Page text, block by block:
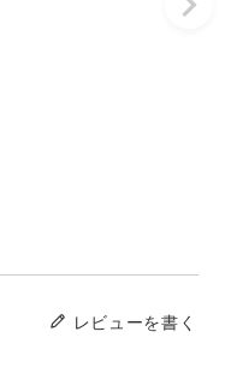
レビューを書く